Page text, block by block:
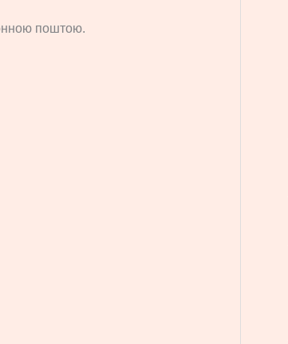
поштою.